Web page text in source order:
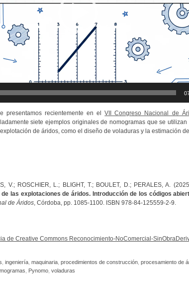
presentamos recientemente en elVII Congreso Nacional de
siete ejemplos originales de nomogramas que se
de áridos, como el diseño de voladuras y la estimación
V.; ROSCHIER, L.; BLIGHT, T.; BOULET, D.; PERALES, A.
las explotaciones de áridos. Introducción de los códigos
de Áridos, Córdoba, pp. 1085-1100. ISBN 978-84-125559-2-9.
de Creative Commons Reconocimiento-NoComercial-
ingeniería, maquinaria, procedimientos de construcción, procesamiento de
Pynomo, voladuras